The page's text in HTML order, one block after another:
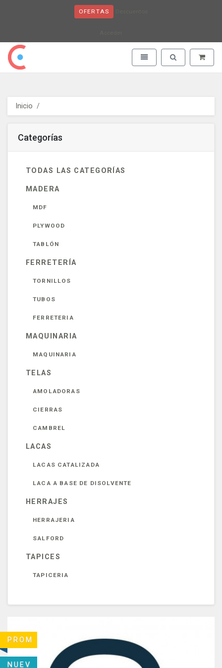
OFERTAS
Toggle navigation
Toggle search
Inicio
Categorías
TODAS LAS CATEGORÍAS
MADERA
MDF
PLYWOOD
TABLÓN
FERRETERÍA
TORNILLOS
TUBOS
FERRETERIA
MAQUINARIA
MAQUINARIA
TELAS
AMOLADORAS
CIERRAS
CAMBREL
LACAS
LACAS CATALIZADA
LACA A BASE DE DISOLVENTE
HERRAJES
HERRAJERIA
SALFORD
TAPICES
TAPICERIA
PROM
NUEV